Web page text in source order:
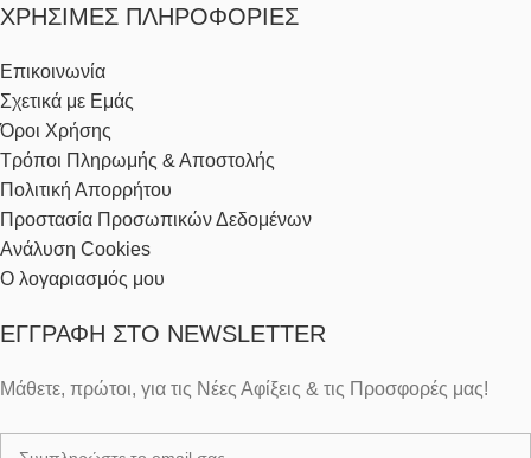
ΧΡΉΣΙΜΕΣ ΠΛΗΡΟΦΟΡΊΕΣ
Επικοινωνία
Σχετικά με Εμάς
Όροι Χρήσης
Τρόποι Πληρωμής & Αποστολής
Πολιτική Απορρήτου
Προστασία Προσωπικών Δεδομένων
Ανάλυση Cookies
Ο λογαριασμός μου
ΕΓΓΡΑΦΉ ΣΤΟ NEWSLETTER
Μάθετε, πρώτοι, για τις Νέες Αφίξεις & τις Προσφορές μας!